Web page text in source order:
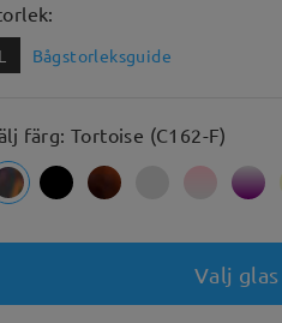
Bågstorleksguide
färg: Tortoise (C162-F)
Valj glas